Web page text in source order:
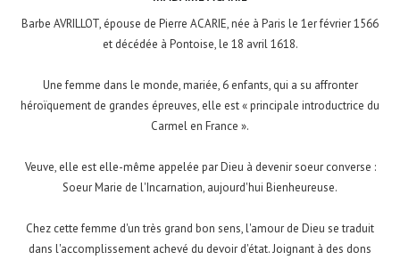
Barbe AVRILLOT, épouse de Pierre ACARIE, née à Paris le 1er février 1566
et décédée à Pontoise, le 18 avril 1618.
Une femme dans le monde, mariée, 6 enfants, qui a su affronter
héroïquement de grandes épreuves, elle est « principale introductrice du
Carmel en France ».
Veuve, elle est elle-même appelée par Dieu à devenir soeur converse :
Soeur Marie de l'Incarnation, aujourd'hui Bienheureuse.
Chez cette femme d'un très grand bon sens, l'amour de Dieu se traduit
dans l'accomplissement achevé du devoir d'état. Joignant à des dons